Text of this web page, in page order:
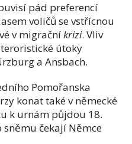
pád preferencí
voličů se vstřícnou
v migračníkrizi. Vliv
útoky
a Ansbach.
Pomořanska
konat také v německé
k urnám půjdou 18.
sněmu čekají Němce